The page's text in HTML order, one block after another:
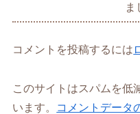
ま
コメントを投稿するには
このサイトはスパムを低
います。
コメントデータ